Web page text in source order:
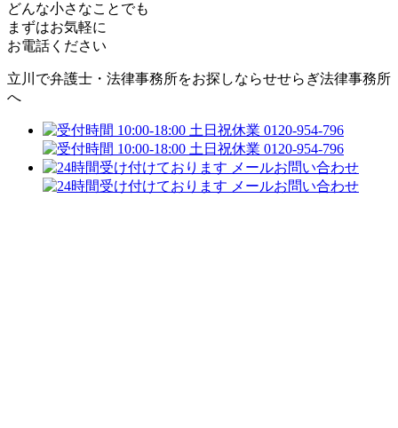
どんな小さなことでも
まずはお気軽に
お電話ください
立川で弁護士・法律事務所をお探しならせせらぎ法律事務所
へ